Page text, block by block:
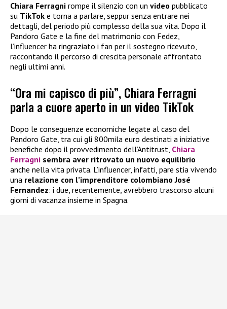
Chiara Ferragni rompe il silenzio con un video pubblicato
su TikTok e torna a parlare, seppur senza entrare nei
dettagli, del periodo più complesso della sua vita. Dopo il
Pandoro Gate e la fine del matrimonio con Fedez,
l’influencer ha ringraziato i fan per il sostegno ricevuto,
raccontando il percorso di crescita personale affrontato
negli ultimi anni.
“Ora mi capisco di più”, Chiara Ferragni
parla a cuore aperto in un video TikTok
Dopo le conseguenze economiche legate al caso del
Pandoro Gate, tra cui gli 800mila euro destinati a iniziative
benefiche dopo il provvedimento dell’Antitrust, Chiara
Ferragni sembra aver ritrovato un nuovo equilibrio
anche nella vita privata. L’influencer, infatti, pare stia vivendo
una relazione con l’imprenditore colombiano José
Fernandez: i due, recentemente, avrebbero trascorso alcuni
giorni di vacanza insieme in Spagna.